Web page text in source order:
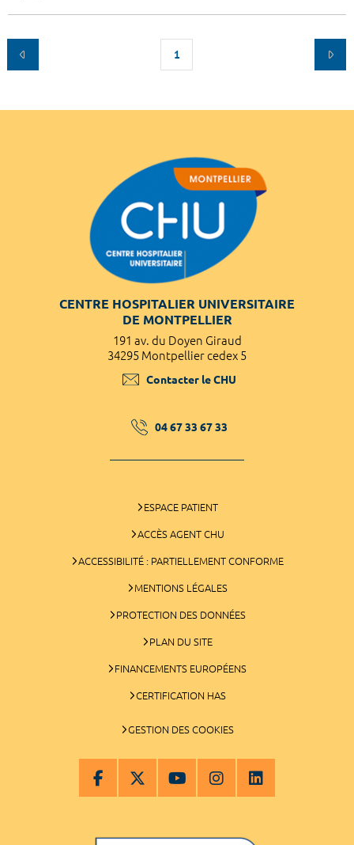
1
CENTRE HOSPITALIER UNIVERSITAIRE
DE MONTPELLIER
191 av. du Doyen Giraud
34295 Montpellier cedex 5
Contacter le CHU
04 67 33 67 33
ESPACE PATIENT
ACCÈS AGENT CHU
ACCESSIBILITÉ : PARTIELLEMENT CONFORME
MENTIONS LÉGALES
PROTECTION DES DONNÉES
PLAN DU SITE
FINANCEMENTS EUROPÉENS
CERTIFICATION HAS
GESTION DES COOKIES